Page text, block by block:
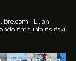
- Lilian
#mountains #ski